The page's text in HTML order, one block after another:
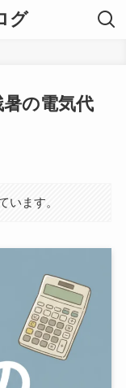
グ
の電気代
います。